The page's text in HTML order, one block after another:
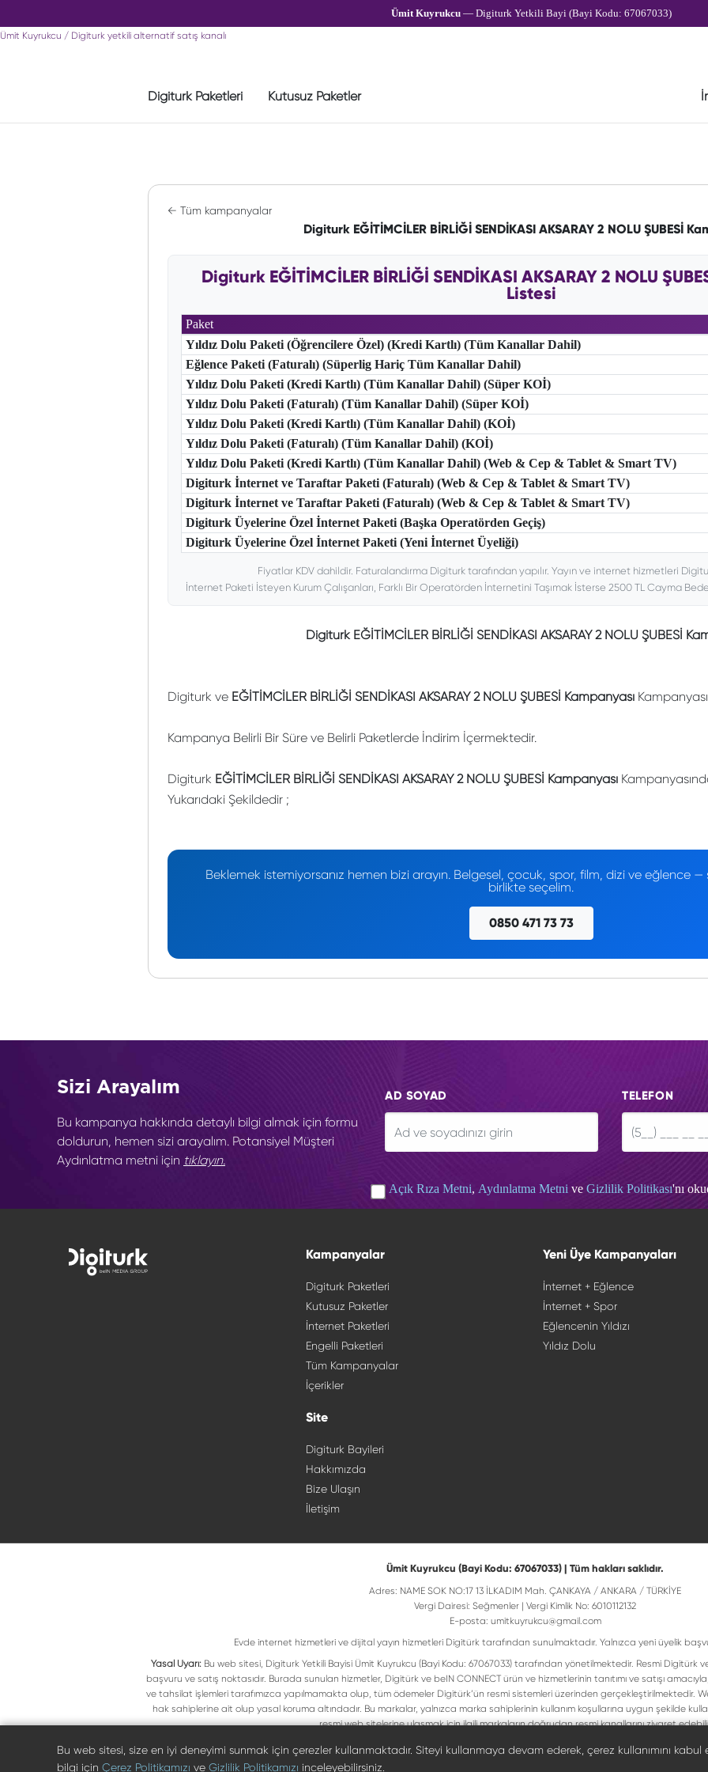
Ümit Kuyrukcu— Digiturk Yetkili Bayi (Bayi Kodu: 67067033)
Ümit Kuyrukcu / Digiturk yetkili alternatif satış kanalı
Digiturk Paketleri Kutusuz Paketler
← Tüm kampanyalar
Digiturk EĞİTİMCİLER BİRLİĞİ SENDİKASI AKSARAY 2 NOLU ŞUBESİ
Digiturk EĞİTİMCİLER BİRLİĞİ SENDİKASI AKSARAY 2 NOLU
Listesi
Paket
Yıldız Dolu Paketi (Öğrencilere Özel) (Kredi Kartlı) (Tüm Kanallar Dahil)
Eğlence Paketi (Faturalı) (Süperlig Hariç Tüm Kanallar Dahil)
Yıldız Dolu Paketi (Kredi Kartlı) (Tüm Kanallar Dahil) (Süper KOİ)
Yıldız Dolu Paketi (Faturalı) (Tüm Kanallar Dahil) (Süper KOİ)
Yıldız Dolu Paketi (Kredi Kartlı) (Tüm Kanallar Dahil) (KOİ)
Yıldız Dolu Paketi (Faturalı) (Tüm Kanallar Dahil) (KOİ)
Yıldız Dolu Paketi (Kredi Kartlı) (Tüm Kanallar Dahil) (Web & Cep & Tablet & Smart TV)
Digiturk İnternet ve Taraftar Paketi (Faturalı) (Web & Cep & Tablet & Smart TV)
Digiturk İnternet ve Taraftar Paketi (Faturalı) (Web & Cep & Tablet & Smart TV)
Digiturk Üyelerine Özel İnternet Paketi (Başka Operatörden Geçiş)
Digiturk Üyelerine Özel İnternet Paketi (Yeni İnternet Üyeliği)
Fiyatlar KDV dahildir. Faturalandırma Digiturk tarafından yapılır. Yayın ve internet hizmetleri
İnternet Paketi İsteyen Kurum Çalışanları, Farklı Bir Operatörden İnternetini Taşımak İsterse 2500 TL Cayma
Digiturk EĞİTİMCİLER BİRLİĞİ SENDİKASI AKSARAY 2 NOLU ŞUBESİ
Digiturk ve EĞİTİMCİLER BİRLİĞİ SENDİKASI AKSARAY 2 NOLU ŞUBESİ Kampanyası
Kampanya Belirli Bir Süre ve Belirli Paketlerde İndirim İçermektedir.
Digiturk EĞİTİMCİLER BİRLİĞİ SENDİKASI AKSARAY 2 NOLU ŞUBESİ Kampanyası
Yukarıdaki Şekildedir ;
Beklemek istemiyorsanız hemen bizi arayın. Belgesel, çocuk, spor, film, dizi ve eğlence
birlikte seçelim.
0850 471 73 73
Sizi Arayalım
Bu kampanya hakkında detaylı bilgi almak için formu
doldurun, hemen sizi arayalım. Potansiyel Müşteri
Aydınlatma metni için tıklayın.
AD SOYAD TELEFON
Açık Rıza Metni, Aydınlatma Metni ve Gizlilik Politikası'nı
Kampanyalar
Digiturk Paketleri
Kutusuz Paketler
İnternet Paketleri
Engelli Paketleri
Tüm Kampanyalar
İçerikler
Site
Digiturk Bayileri
Hakkımızda
Bize Ulaşın
İletişim
Yeni Üye Kampanyaları
İnternet + Eğlence
İnternet + Spor
Eğlencenin Yıldızı
Yıldız Dolu
Ümit Kuyrukcu (Bayi Kodu: 67067033) | Tüm hakları saklıdır.
Adres: NAME SOK NO:17 13 İLKADIM Mah. ÇANKAYA / ANKARA / TÜRKİYE
Vergi Dairesi: Seğmenler | Vergi Kimlik No: 6010112132
E-posta: umitkuyrukcu@gmail.com
Evde internet hizmetleri ve dijital yayın hizmetleri Digitürk tarafından sunulmaktadır. Yalnızca yeni üyelik
Yasal Uyarı:Bu web sitesi, Digiturk Yetkili Bayisi Ümit Kuyrukcu (Bayi Kodu: 67067033) tarafından yönetilmektedir. Resmi Digitürk
başvuru ve satış noktasıdır. Burada sunulan hizmetler, Digitürk ve beIN CONNECT ürün ve hizmetlerinin tanıtımı ve satışı
ve tahsilat işlemleri tarafımızca yapılmamakta olup, tüm ödemeler Digitürk’ün resmi sistemleri üzerinden gerçekleştirilmektedir.
hak sahiplerine ait olup yasal koruma altındadır. Bu markalar, yalnızca marka sahiplerinin kullanım koşullarına uygun şekilde
resmi web sitelerine ulaşmak için ilgili markaların doğrudan resmi kanallarını ziyaret
Digiturk resmî bayi listesinde doğrulayın
Bu web sitesi, size en iyi deneyimi sunmak için çerezler kullanmaktadır. Siteyi kullanmaya devam ederek, çerez kullanımını kabul
bilgi için Çerez Politikamızı ve Gizlilik Politikamızı inceleyebilirsiniz.